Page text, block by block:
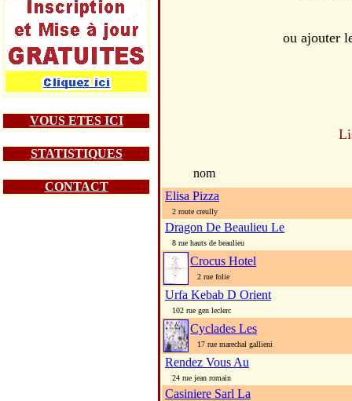
VOUS ETES ICI
STATISTIQUES
CONTACT
ou ajouter
nom
Elisa Pizza
2 route creully
Dragon De Beaulieu Le
8 rue hauts de beaulieu
Crocus Hotel
2 rue folie
Urfa Kebab D Orient
102 rue gen leclerc
Cyclades Les
17 rue marechal gallieni
Rendez Vous Au
24 rue jean romain
Casiniere Sarl La